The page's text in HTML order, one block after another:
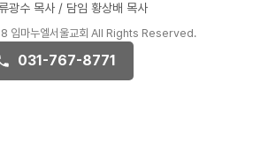
광수 목사 / 담임 황상배 목사
마누엘서울교회 All Rights Reserved.
031-767-8771